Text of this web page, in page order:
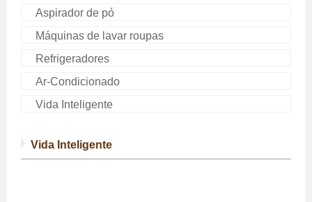
Aspirador de pó
Máquinas de lavar roupas
Refrigeradores
Ar-Condicionado
Vida Inteligente
Vida Inteligente